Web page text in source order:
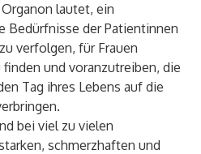
lautet, ein
Bedürfnisse der Patientinnen
verfolgen, für Frauen
und voranzutreiben, die
Tag ihres Lebens auf die
bei viel zu vielen
schmerzhaften und